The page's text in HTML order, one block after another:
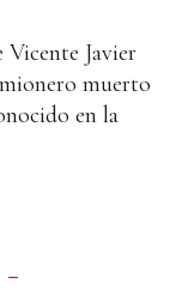
Vicente Javier
muerto
en la
—